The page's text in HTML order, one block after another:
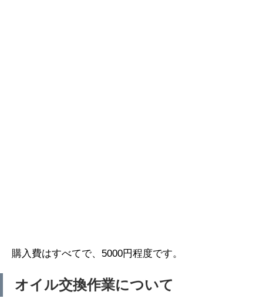
購入費はすべてで、5000円程度です。
オイル交換作業について